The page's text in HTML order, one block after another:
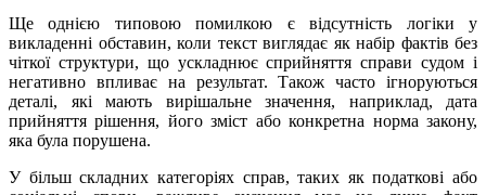
Ще однією типовою помилкою є відсутність логіки у
викладенні обставин, коли текст виглядає як набір фактів без
чіткої структури, що ускладнює сприйняття справи судом і
негативно впливає на результат. Також часто ігноруються
деталі, які мають вирішальне значення, наприклад, дата
прийняття рішення, його зміст або конкретна норма закону,
яка була порушена.
У більш складних категоріях справ, таких як податкові або